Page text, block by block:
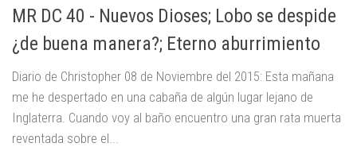
MR DC 40 - Nuevos Dioses; Lobo se despide
¿de buena manera?; Eterno aburrimiento
Diario de Christopher 08 de Noviembre del 2015: Esta mañana
me he despertado en una cabaña de algún lugar lejano de
Inglaterra. Cuando voy al baño encuentro una gran rata muerta
reventada sobre el...